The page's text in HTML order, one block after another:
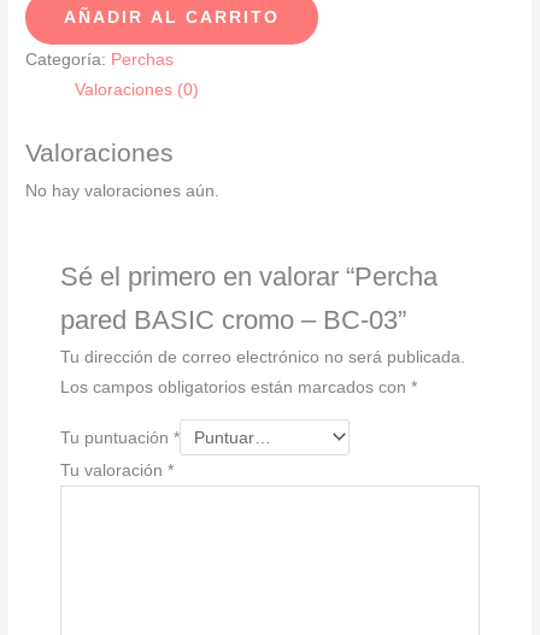
BASIC
cromo
03
AÑADIR AL CARRITO
Categoría: Perchas
Valoraciones (0)
Valoraciones
No hay valoraciones aún.
Sé el primero en valorar “Percha
pared BASIC cromo – BC-03”
Tu dirección de correo electrónico no será publicada.
Los campos obligatorios están marcados con*
Tu puntuación*
Tu valoración*